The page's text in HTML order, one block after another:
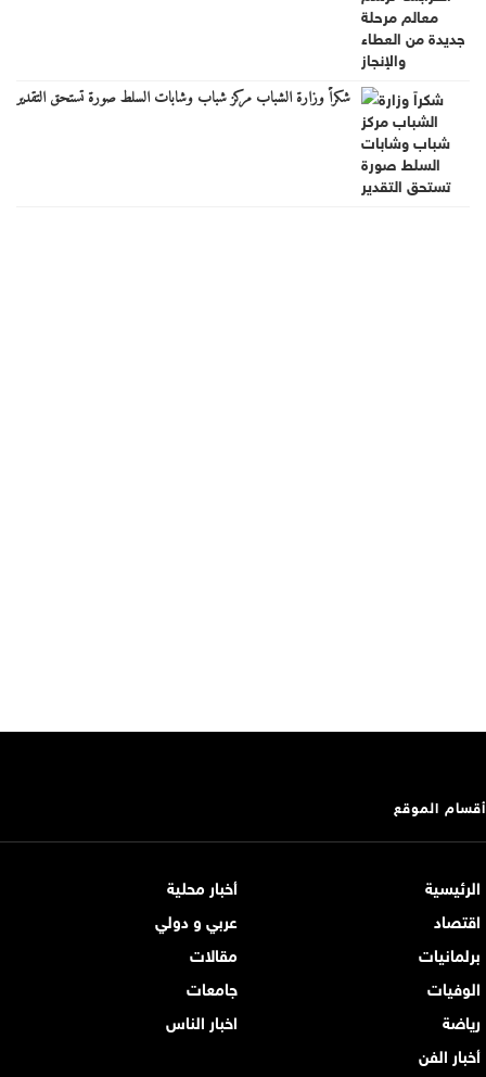
شكراً وزارة الشباب مركز شباب وشابات السلط صورة تستحق التقدير
أقسام الموقع
الرئيسية
أخبار محلية
اقتصاد
عربي و دولي
برلمانيات
مقالات
الوفيات
جامعات
رياضة
اخبار الناس
أخبار الفن